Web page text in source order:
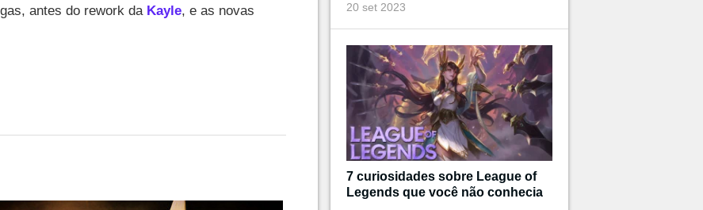
antes do rework da Kayle, e as novas
20 set 2023
7 curiosidades sobre League of
Legends que você não conhecia